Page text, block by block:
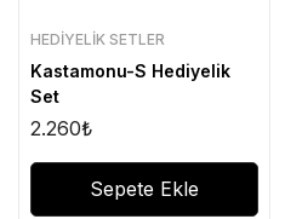
HEDIYELIK SETLER
Kastamonu-S Hediyelik
Set
2.260₺
Sepete Ekle